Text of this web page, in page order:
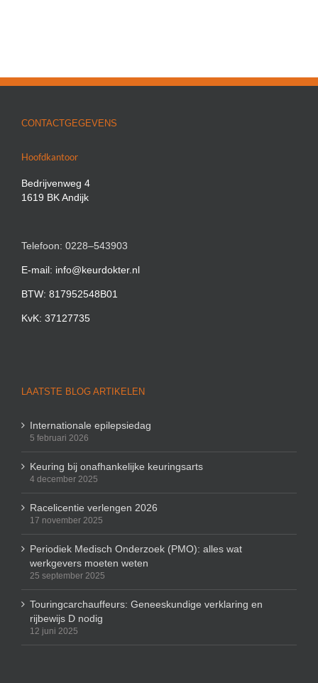
CONTACTGEGEVENS
Hoofdkantoor
Bedrijvenweg 4
1619 BK Andijk
Telefoon: 0228–543903
E-mail: info@keurdokter.nl
BTW: 817952548B01
KvK: 37127735
LAATSTE BLOG ARTIKELEN
Internationale epilepsiedag
5 februari 2026
Keuring bij onafhankelijke keuringsarts
4 december 2025
Racelicentie verlengen 2026
17 november 2025
Periodiek Medisch Onderzoek (PMO): alles wat
werkgevers moeten weten
25 september 2025
Touringcarchauffeurs: Geneeskundige verklaring en
rijbewijs D nodig
12 juni 2025